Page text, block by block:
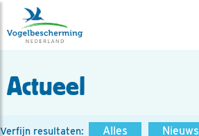
Actueel
Verfijn resultaten: Alles Nieuws